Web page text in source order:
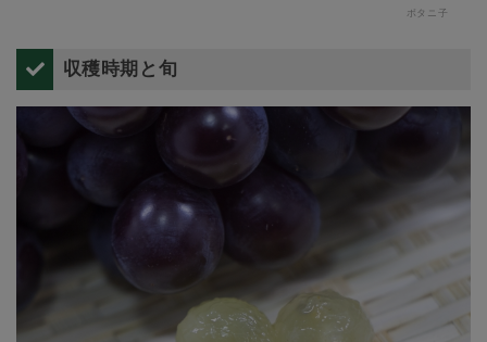
収穫時期と旬